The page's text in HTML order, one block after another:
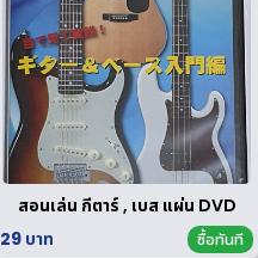
สอนเล่น กีตาร์ , เบส แผ่น DVD
29 บาท
ซื้อทันที